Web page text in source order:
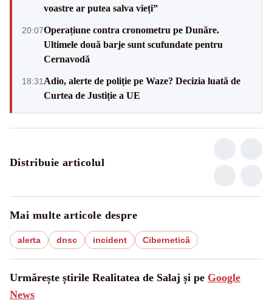
voastre ar putea salva vieți”
20:07Operațiune contra cronometru pe Dunăre.
Ultimele două barje sunt scufundate pentru
Cernavodă
18:31 Adio, alerte de poliție pe Waze? Decizia luată de
Curtea de Justiție a UE
Distribuie articolul
Mai multe articole despre
alerta dnsc incident Cibernetică
Urmărește știrile Realitatea de Salaj și pe Google
News